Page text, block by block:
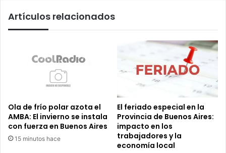
Amenaza
Artículos relacionados
Ola de frío polar azota el
AMBA: El invierno se instala
con fuerza en Buenos Aires
15 minutos hace
El feriado especial en la
Provincia de Buenos Aires:
impacto en los
trabajadores y la
economía local